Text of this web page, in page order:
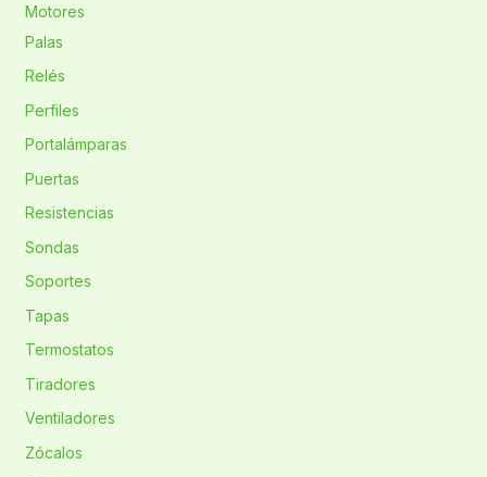
Motores
Palas
Relés
Perfiles
Portalámparas
Puertas
Resistencias
Sondas
Soportes
Tapas
Termostatos
Tiradores
Ventiladores
Zócalos